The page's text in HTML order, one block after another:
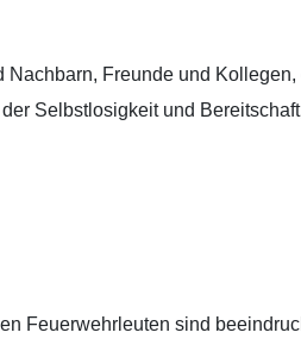
Nachbarn, Freunde und Kollegen,
Selbstlosigkeit und
Feuerwehrleuten sind